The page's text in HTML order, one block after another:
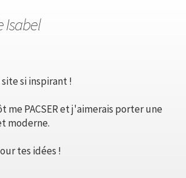
Isabel
si inspirant !
me PACSER et j'aimerais porter une
moderne.
tes idées !